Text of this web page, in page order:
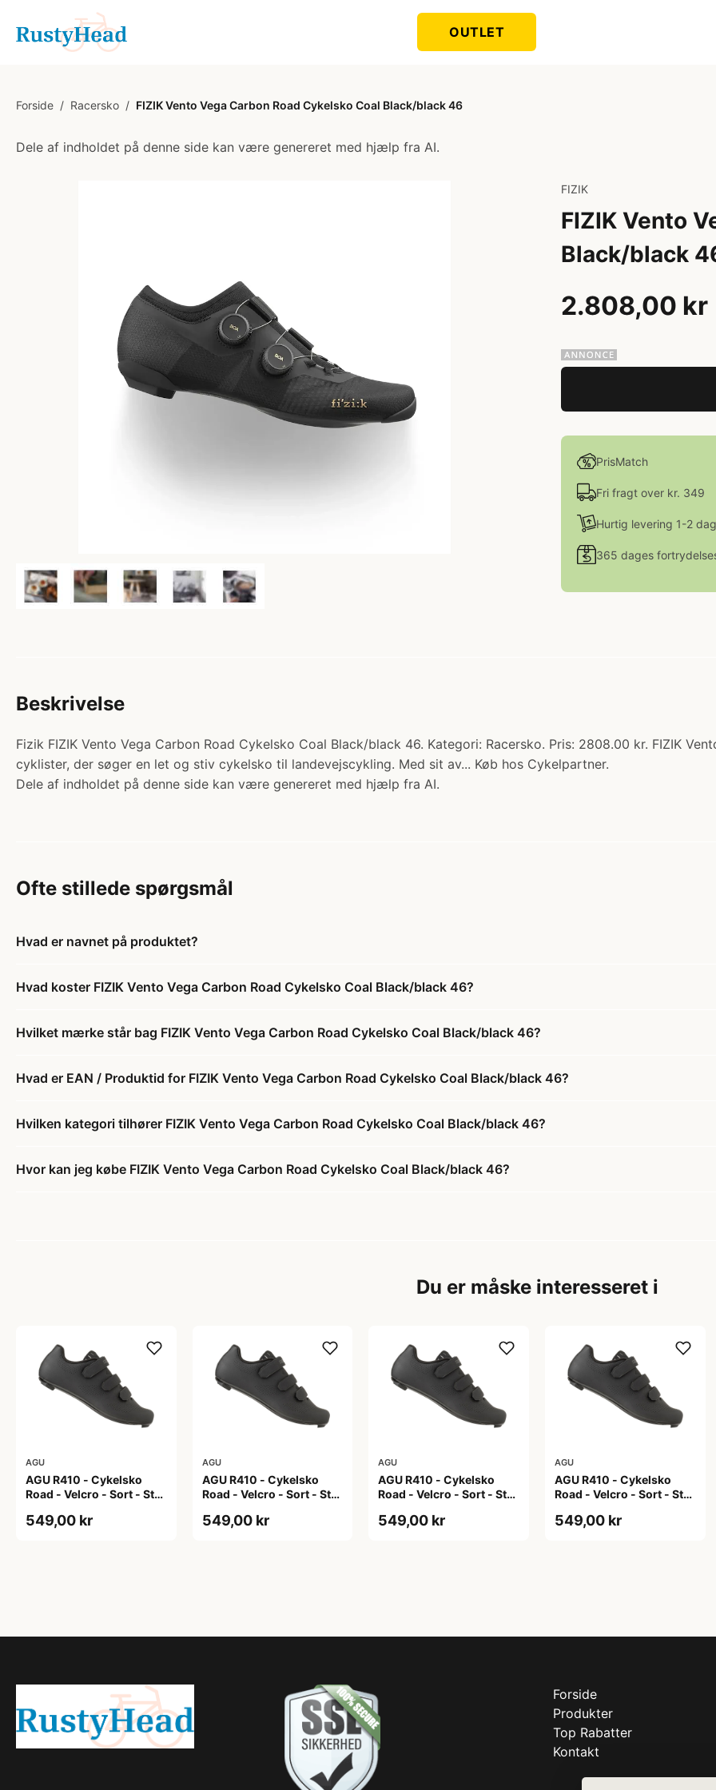
OUTLET
Forside / Racersko / FIZIK Vento Vega Carbon Road Cykelsko Coal Black/black 46
Dele af indholdet på denne side kan være genereret med hjælp fra AI.
FIZIK
FIZIK Vento
Black/black
2.808,00 kr
PrisMatch
Fri fragt over kr. 349
Hurtig levering 1-2
365 dages
Beskrivelse
Fizik FIZIK Vento Vega Carbon Road Cykelsko Coal Black/black 46. Kategori: Racersko. Pris: 2808.00 kr. FIZIK
cyklister, der søger en let og stiv cykelsko til landevejscykling. Med sit av... Køb hos Cykelpartner.
Dele af indholdet på denne side kan være genereret med hjælp fra AI.
Ofte stillede spørgsmål
Hvad er navnet på produktet?
Hvad koster FIZIK Vento Vega Carbon Road Cykelsko Coal Black/black 46?
Hvilket mærke står bag FIZIK Vento Vega Carbon Road Cykelsko Coal Black/black 46?
Hvad er EAN / Produktid for FIZIK Vento Vega Carbon Road Cykelsko Coal Black/black 46?
Hvilken kategori tilhører FIZIK Vento Vega Carbon Road Cykelsko Coal Black/black 46?
Hvor kan jeg købe FIZIK Vento Vega Carbon Road Cykelsko Coal Black/black 46?
Du er måske interesseret i
AGU
AGU R410 - Cykelsko
Road - Velcro - Sort - Str.
549,00 kr
AGU
AGU R410 - Cykelsko
Road - Velcro - Sort - Str.
549,00 kr
AGU
AGU R410 - Cykelsko
Road - Velcro - Sort - Str.
549,00 kr
AGU
AGU R410 - Cykelsko
Road - Velcro - Sort - Str.
549,00 kr
Forside
Produkter
Top Rabatter
Kontakt